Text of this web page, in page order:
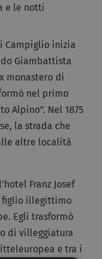
e le notti
Campiglio inizia
Giambattista
monastero di
nel primo
Alpino”. Nel 1875
la strada che
altre località
Franz Josef
figlio illegittimo
Egli trasformò
di villeggiatura
e tra i